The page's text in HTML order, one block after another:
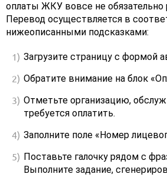
оплаты ЖКУ вовсе не обязательно
Перевод осуществляется в
нижеописанными подсказками:
Загрузите страницу с формой
Обратите внимание на блок
Отметьте организацию,
требуется оплатить.
Заполните поле «Номер
Поставьте галочку рядом с
Выполните задание,